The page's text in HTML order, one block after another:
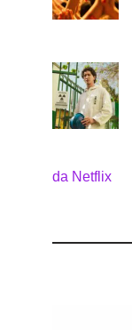
da Netflix